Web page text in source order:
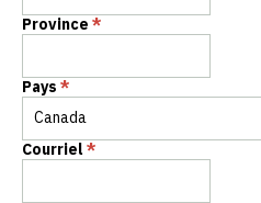
Province *
Pays *
Courriel *